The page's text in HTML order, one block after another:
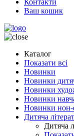
Контакти
Ваш кошик
Каталог
Показати всі
Новинки
Новинки
Новинки
Новинки
Новинки
Дитяча
Дитяча